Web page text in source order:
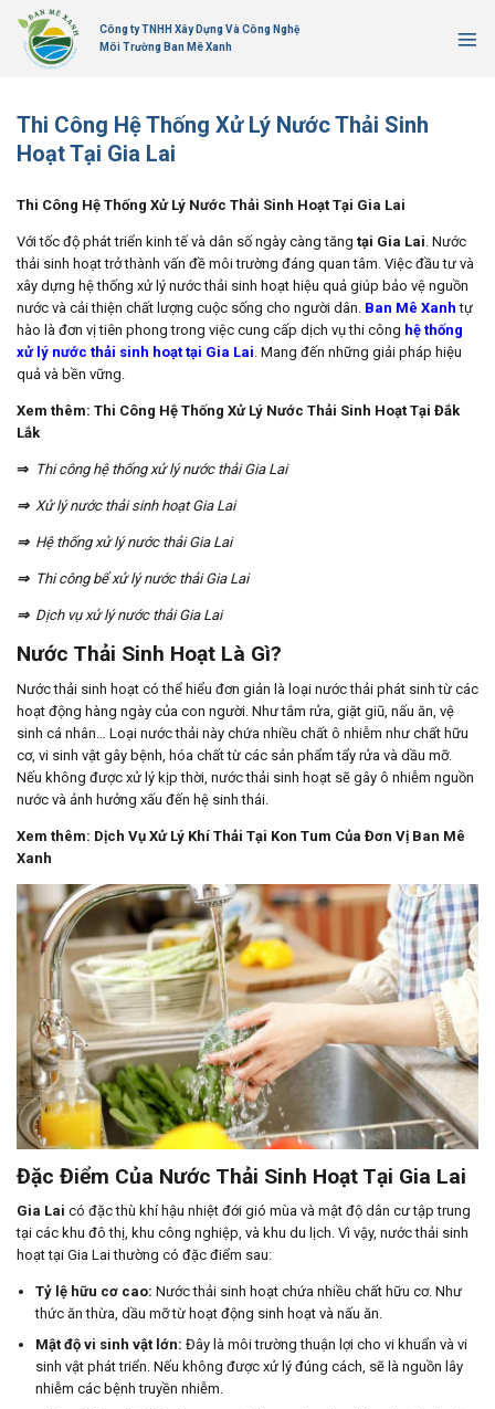
qua
Công ty TNHH Xây Dựng Và Công Nghệ
Môi Trường Ban Mê Xanh
Thi Công Hệ Thống Xử Lý Nước Thải Sinh
Hoạt Tại Gia Lai
Thi Công Hệ Thống Xử Lý Nước Thải Sinh Hoạt Tại Gia Lai
Với tốc độ phát triển kinh tế và dân số ngày càng tăng tại Gia Lai. Nước
thải sinh hoạt trở thành vấn đề môi trường đáng quan tâm. Việc đầu tư và
xây dựng hệ thống xử lý nước thải sinh hoạt hiệu quả giúp bảo vệ nguồn
nước và cải thiện chất lượng cuộc sống cho người dân. Ban Mê Xanh tự
hào là đơn vị tiên phong trong việc cung cấp dịch vụ thi công hệ thống
xử lý nước thải sinh hoạt tại Gia Lai. Mang đến những giải pháp hiệu
quả và bền vững.
Xem thêm: Thi Công Hệ Thống Xử Lý Nước Thải Sinh Hoạt Tại Đắk
Lắk
⇒ Thi công hệ thống xử lý nước thải Gia Lai
⇒ Xử lý nước thải sinh hoạt Gia Lai
⇒ Hệ thống xử lý nước thải Gia Lai
⇒ Thi công bể xử lý nước thải Gia Lai
⇒ Dịch vụ xử lý nước thải Gia Lai
Nước Thải Sinh Hoạt Là Gì?
Nước thải sinh hoạt có thể hiểu đơn giản là loại nước thải phát sinh từ các
hoạt động hàng ngày của con người. Như tắm rửa, giặt giũ, nấu ăn, vệ
sinh cá nhân… Loại nước thải này chứa nhiều chất ô nhiễm như chất hữu
cơ, vi sinh vật gây bệnh, hóa chất từ các sản phẩm tẩy rửa và dầu mỡ.
Nếu không được xử lý kịp thời, nước thải sinh hoạt sẽ gây ô nhiễm nguồn
nước và ảnh hưởng xấu đến hệ sinh thái.
Xem thêm: Dịch Vụ Xử Lý Khí Thải Tại Kon Tum Của Đơn Vị Ban Mê
Xanh
Đặc Điểm Của Nước Thải Sinh Hoạt Tại Gia Lai
Gia Lai có đặc thù khí hậu nhiệt đới gió mùa và mật độ dân cư tập trung
tại các khu đô thị, khu công nghiệp, và khu du lịch. Vì vậy, nước thải sinh
hoạt tại Gia Lai thường có đặc điểm sau:
Tỷ lệ hữu cơ cao: Nước thải sinh hoạt chứa nhiều chất hữu cơ. Như
thức ăn thừa, dầu mỡ từ hoạt động sinh hoạt và nấu ăn.
Mật độ vi sinh vật lớn: Đây là môi trường thuận lợi cho vi khuẩn và vi
sinh vật phát triển. Nếu không được xử lý đúng cách, sẽ là nguồn lây
nhiễm các bệnh truyền nhiễm.